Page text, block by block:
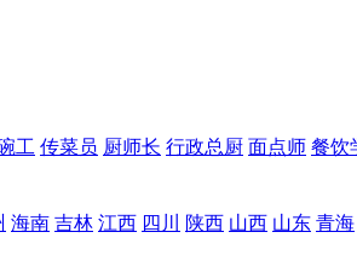
工 传菜员 厨师长 行政总厨 面点师 餐饮
海南 吉林 江西 四川 陕西 山西 山东 青海